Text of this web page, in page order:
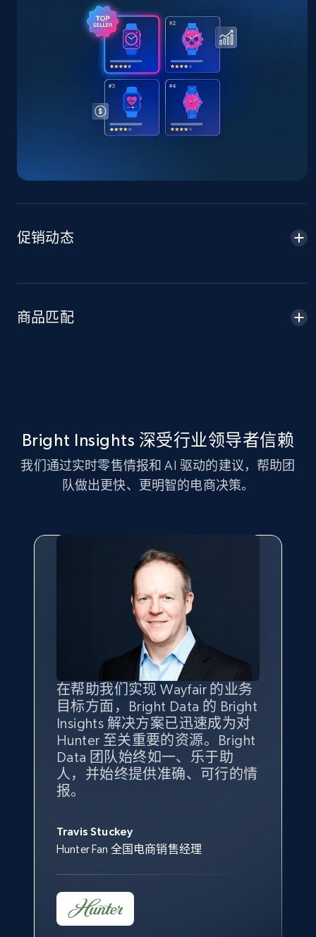
TikTok Shop - Collect TikTok shop products
by keywords search
URL, Title, Available, Description, Currency, Initial
price, Final price, Discount percent, and more.
667+
price, Final price, Discount percent, and more.
5.4K+
Amazon sellers info
URL, Product id, Title, Seller name, Seller rating,
Seller reviews, Breadcrumbs, Root category, and
eBay - Gather data on products using
URL, Product id, Title, Seller name, Seller rating,
Seller reviews, Breadcrumbs, Root category, and
more.
2.5K+ 358+ 立即开始
eBay - Collect products from shops on eBay
Seller reviews, Breadcrumbs, Root category, and
more.
促销动态
商品匹配
Bright Insights 深受行业领导者信赖
我们通过实时零售情报和 AI 驱动的建议，帮助团
队做出更快、更明智的电商决策。
在帮助我们实现 Wayfair 的业务
目标方面，Bright Data 的 Bright
Insights 解决方案已迅速成为对
Hunter 至关重要的资源。Bright
Data 团队始终如一、乐于助
人，并始终提供准确、可行的情
报。
Travis Stuckey
Hunter Fan 全国电商销售经理
Bright Insights 的数据极大地支
持了我们公司的目标。每个产品
类别的市场份额帮助我们以主要
竞争对手为基准，而供应商的销
售情况则从战术上帮助我们的营
销团队扩大产品种类。
Overstock 的客户战略与洞察总监
我们之所以选择 Bright
Insights，是因为它能够跟踪销
售情况，并绘制对我们业务至关
重要的竞争产品类别图。
Yael Fridman
Keter 的市场总监
借助 Bright Data 的解决方案，
我们获得了对市场领域、产品、
竞争格局以及消费者行为趋势的
独特且全面的洞察。
Beverly Taylor
Kingston Brass, Inc. 商品规划总监